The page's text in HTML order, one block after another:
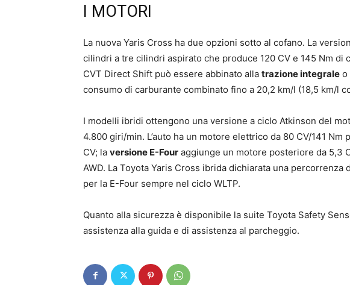
I MOTORI
La nuova Yaris Cross ha due opzioni sotto al cofano. La
cilindri a tre cilindri aspirato che produce 120 CV e 145 Nm di
CVT Direct Shift può essere abbinato alla trazione integrale o
consumo di carburante combinato fino a 20,2 km/l (18,5 km/l
I modelli ibridi ottengono una versione a ciclo Atkinson del
4.800 giri/min. L’auto ha un motore elettrico da 80 CV/141
CV; la versione E-Four aggiunge un motore posteriore da 5,3
AWD. La Toyota Yaris Cross ibrida dichiarata una percorrenza
per la E-Four sempre nel ciclo WLTP.
Quanto alla sicurezza è disponibile la suite Toyota Safety
assistenza alla guida e di assistenza al parcheggio.